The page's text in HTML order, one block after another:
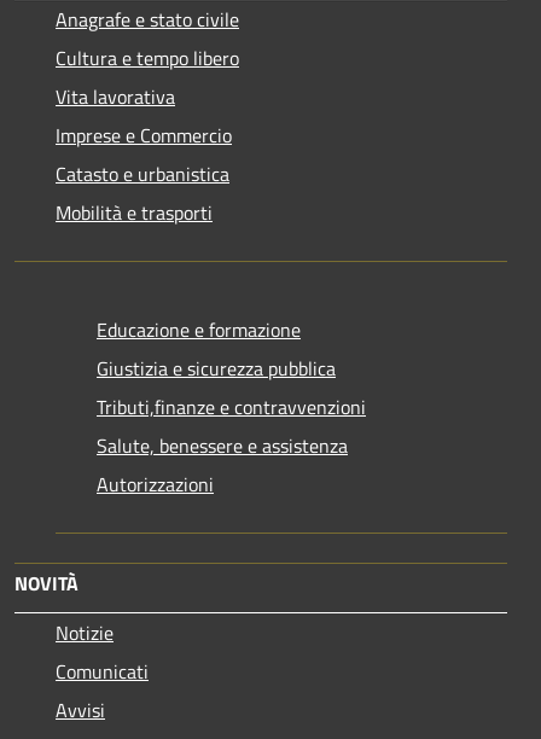
Anagrafe e stato civile
Cultura e tempo libero
Vita lavorativa
Imprese e Commercio
Catasto e urbanistica
Mobilità e trasporti
Educazione e formazione
Giustizia e sicurezza pubblica
Tributi,finanze e contravvenzioni
Salute, benessere e assistenza
Autorizzazioni
NOVITÀ
Notizie
Comunicati
Avvisi